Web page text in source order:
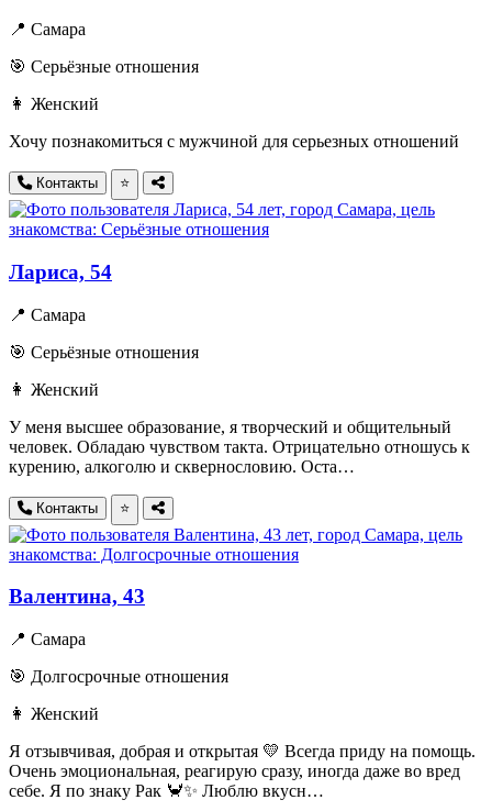
📍 Самара
🎯 Серьёзные отношения
👩 Женский
Хочу познакомиться с мужчиной для серьезных отношений
Контакты ⭐
Лариса, 54
📍 Самара
🎯 Серьёзные отношения
👩 Женский
У меня высшее образование, я творческий и общительный
человек. Обладаю чувством такта. Отрицательно отношусь к
курению, алкоголю и сквернословию. Оста…
Контакты ⭐
Валентина, 43
📍 Самара
🎯 Долгосрочные отношения
👩 Женский
Я отзывчивая, добрая и открытая 💛 Всегда приду на помощь.
Очень эмоциональная, реагирую сразу, иногда даже во вред
себе. Я по знаку Рак 🦀✨ Люблю вкусн…